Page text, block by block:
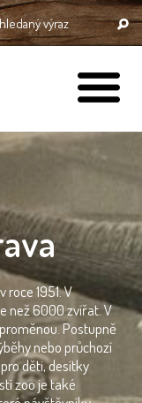
1951. V
než 6000 zvířat. V
Postupně
nebo průchozí
děti, desítky
zoo je také